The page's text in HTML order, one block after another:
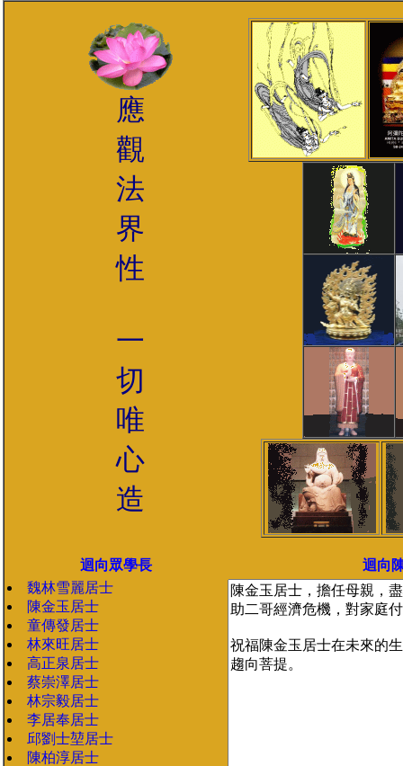
應
觀
法
界
性
一
切
唯
心
造
迴向眾學長
迴向
魏林雪麗居士
陳金玉居士
童傳發居士
林來旺居士
高正泉居士
蔡崇澤居士
林宗毅居士
李居奉居士
邱劉士堃居士
陳柏淳居士